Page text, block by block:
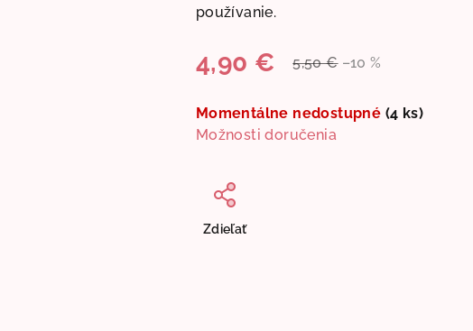
používanie.
5,50 € –10 %
4,90 €
Jednotková
Momentálne nedostupné (4 ks)
Možnosti doručenia
Zdieľať